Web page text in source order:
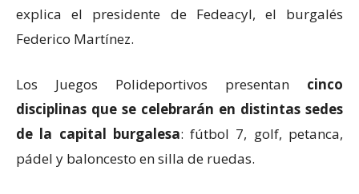
explica el presidente de Fedeacyl, el burgalés
Federico Martínez.
Los Juegos Polideportivos presentan cinco
disciplinas que se celebrarán en distintas sedes
de la capital burgalesa: fútbol 7, golf, petanca,
pádel y baloncesto en silla de ruedas.